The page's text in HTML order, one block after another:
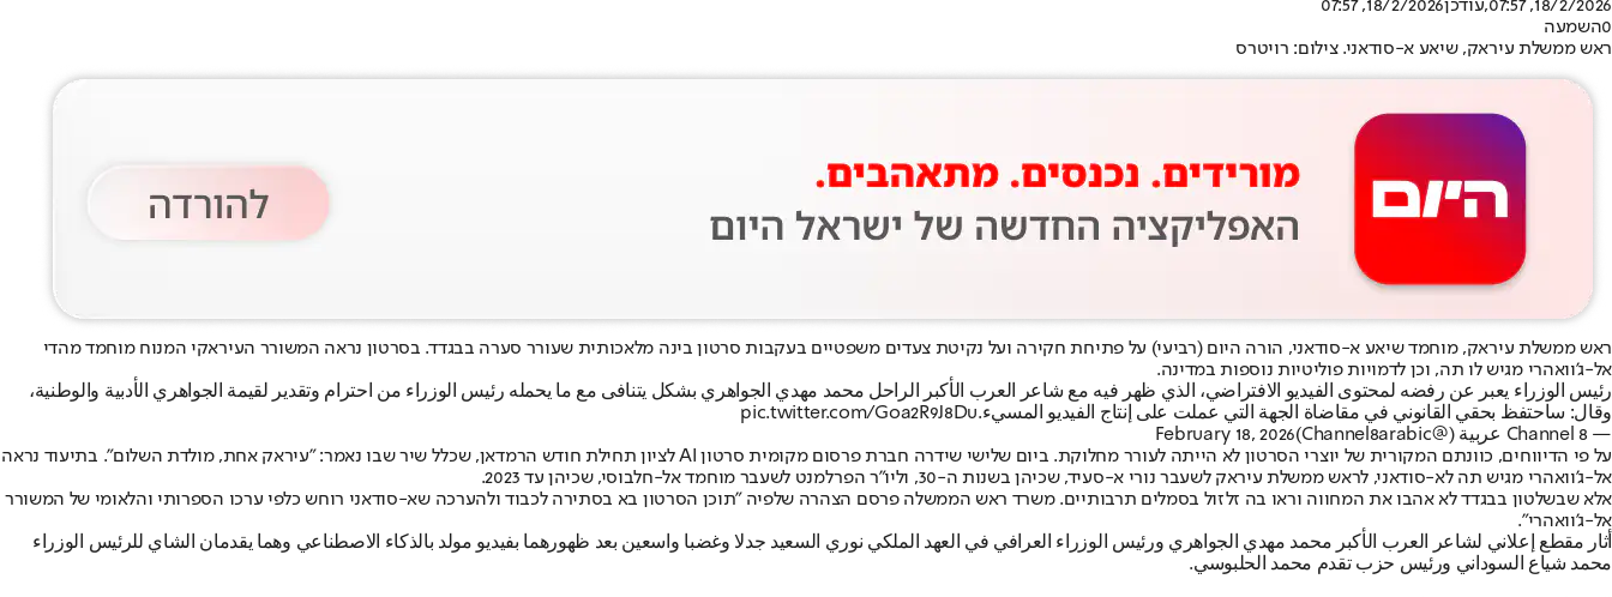
18/2/2026, 07:57
,עודכן18/2/2026, 07:57
0השמעה
ראש ממשלת עיראק, שיאע א-סודאני. צילום: רויטרס
ראש ממשלת עיראק, מוחמד שיאע א-סודאני, הורה היום (רביעי) על פתיחת חקירה ועל נקיטת צעדים משפטיים בעקבות סרטון בינה מלאכותית שעורר סערה בבגדד. בסרטון נראה המשורר העיראקי המנוח מוחמד מהדי
אל-ג'וואהרי מגיש לו תה, וכן לדמויות פוליטיות נוספות במדינה.
رئيس الوزراء يعبر عن رفضه لمحتوى الفيديو الافتراضي، الذي ظهر فيه مع شاعر العرب الأكبر الراحل محمد مهدي الجواهري بشكل يتنافى مع ما يحمله رئيس الوزراء من احترام وتقدير لقيمة الجواهري الأدبية والوطنية،
وقال: ساحتفظ بحقي القانوني في مقاضاة الجهة التي عملت على إنتاج الفيديو المسيء.pic.twitter.com/Goa2R9J8Du
— Channel 8 عربية (@Channel8arabic)
February 18, 2026
על פי הדיווחים, כוונתם המקורית של יוצרי הסרטון לא הייתה לעורר מחלוקת. ביום שלישי שידרה חברת פרסום מקומית סרטון AI לציון תחילת חודש הרמדאן, שכלל שיר שבו נאמר: "עיראק אחת, מולדת השלום". בתיעוד נראה
אל-ג'וואהרי מגיש תה לא-סודאני, לראש ממשלת עיראק לשעבר נורי א-סעיד, שכיהן בשנות ה-30, וליו"ר הפרלמנט לשעבר מוחמד אל-חלבוסי, שכיהן עד 2023.
אלא שבשלטון בבגדד לא אהבו את המחווה וראו בה זלזול בסמלים תרבותיים. משרד ראש הממשלה פרסם הצהרה שלפיה "תוכן הסרטון בא בסתירה לכבוד ולהערכה שא-סודאני רוחש כלפי ערכו הספרותי והלאומי של המשורר
אל-ג'וואהרי".
أثار مقطع إعلاني لشاعر العرب الأكبر محمد مهدي الجواهري ورئيس الوزراء العرافي في العهد الملكي نوري السعيد جدلا وغضبا واسعين بعد ظهورهما بفيديو مولد بالذكاء الاصطناعي وهما يقدمان الشاي للرئيس الوزراء
محمد شياع السوداني ورئيس حزب تقدم محمد الحلبوسي.